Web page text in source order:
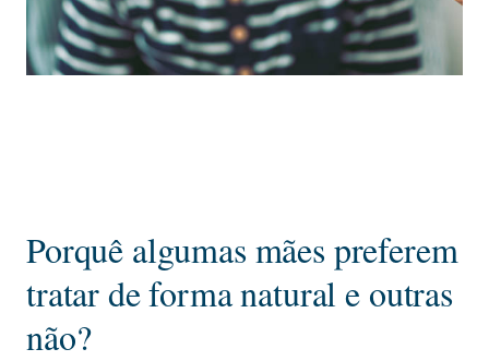
Porquê algumas mães preferem
tratar de forma natural e outras
não?